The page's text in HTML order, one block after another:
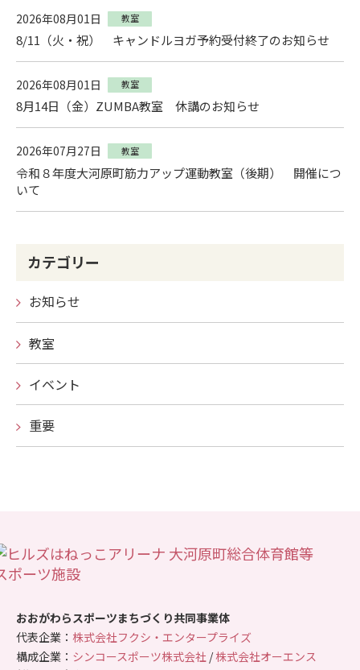
2026年08月01日 教室
8/11（火・祝） キャンドルヨガ予約受付終了のお知らせ
2026年08月01日 教室
8月14日（金）ZUMBA教室 休講のお知らせ
2026年07月27日 教室
令和８年度大河原町筋力アップ運動教室（後期） 開催につ
いて
カテゴリー
お知らせ
教室
イベント
重要
おおがわらスポーツまちづくり共同事業体
代表企業： 株式会社フクシ・エンタープライズ
構成企業： シンコースポーツ株式会社 /株式会社オーエンス